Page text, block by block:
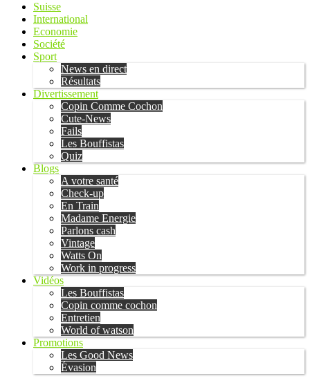
Suisse
International
Economie
Société
Sport
News en direct
Résultats
Divertissement
Copin Comme Cochon
Cute-News
Fails
Les Bouffistas
Quiz
Blogs
A votre santé
Check-up
En Train
Madame Energie
Parlons cash
Vintage
Watts On
Work in progress
Vidéos
Les Bouffistas
Copin comme cochon
Entretien
World of watson
Promotions
Les Good News
Évasion